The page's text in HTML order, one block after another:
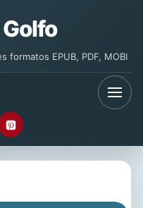
formatos EPUB, PDF, MOBI